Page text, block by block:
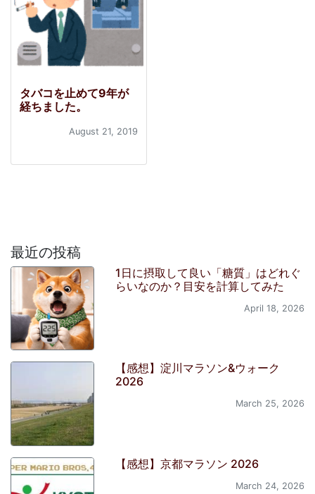
タバコを止めて9年が
経ちました。
August 21, 2019
最近の投稿
1日に摂取して良い「糖質」はどれぐ
らいなのか？目安を計算してみた
April 18, 2026
【感想】淀川マラソン&ウォーク
2026
March 25, 2026
【感想】京都マラソン 2026
March 24, 2026